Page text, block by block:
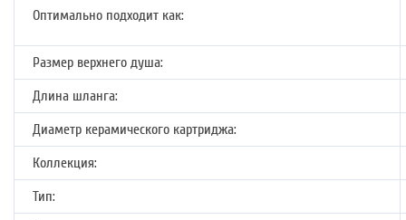
Оптимально подходит как:
Размер верхнего душа:
Длина шланга:
Диаметр керамического картриджа:
Коллекция:
Тип: